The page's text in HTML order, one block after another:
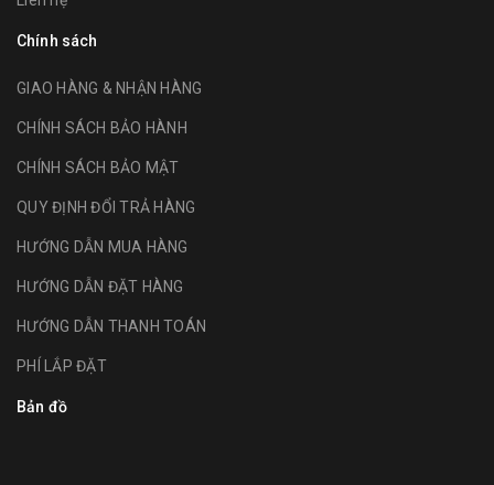
Chính sách
GIAO HÀNG & NHẬN HÀNG
CHÍNH SÁCH BẢO HÀNH
CHÍNH SÁCH BẢO MẬT
QUY ĐỊNH ĐỔI TRẢ HÀNG
HƯỚNG DẪN MUA HÀNG
HƯỚNG DẪN ĐẶT HÀNG
HƯỚNG DẪN THANH TOÁN
PHÍ LẮP ĐẶT
Bản đồ